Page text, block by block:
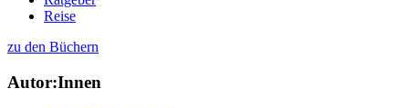
Reise
zu den Büchern
Autor:Innen